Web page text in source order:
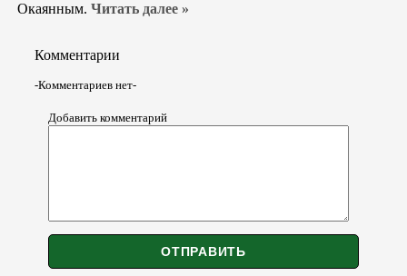
Окаянным. Читать далее »
Комментарии
-Комментариев нет-
Добавить комментарий